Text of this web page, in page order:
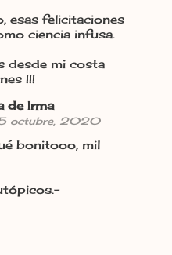
esas felicitaciones
ciencia infusa.
desde mi costa
!!!
de Irma
octubre, 2020
bonitooo, mil